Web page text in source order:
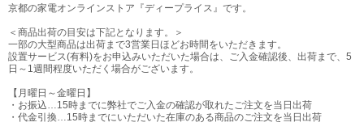
京都の家電オンラインストア『ディープライス』です。
＜商品出荷の目安は下記となります。＞
一部の大型商品は出荷まで3営業日ほどお時間をいただきます。
設置サービス(有料)をお申込みいただいた場合は、ご入金確認後、出荷まで、5
日～1週間程度いただく場合がございます。
【月曜日～金曜日】
・お振込…15時までに弊社でご入金の確認が取れたご注文を当日出荷
・代金引換…15時までにいただいた在庫のある商品のご注文を当日出荷